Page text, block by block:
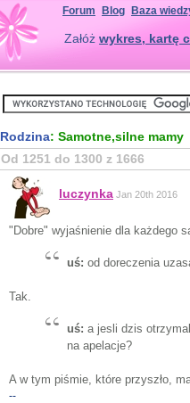
Forum Blog Baza
Załóż wykres, kartę
Rodzina: Samotne,silne mamy
Od 1251 do 1300 z 1666
luczynka Jan 20th 2016
"Dobre" wyjaśnienie dla każdego
uś: od doreczenia
Tak.
uś: a jesli dzis
na apelacje?
A w tym piśmie, które przyszło,
--